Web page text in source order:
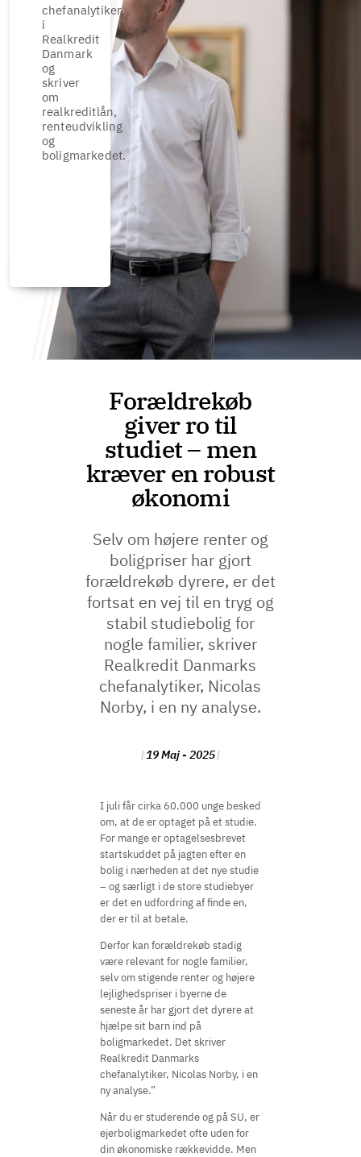
chefanalytiker
i
Realkredit
Danmark
og
skriver
om
realkreditlån,
renteudvikling
og
boligmarkedet.
Forældrekøb
giver ro til
studiet – men
kræver en robust
økonomi
Selv om højere renter og
boligpriser har gjort
forældrekøb dyrere, er det
fortsat en vej til en tryg og
stabil studiebolig for
nogle familier, skriver
Realkredit Danmarks
chefanalytiker, Nicolas
Norby, i en ny analyse.
19 Maj - 2025
I juli får cirka 60.000 unge besked
om, at de er optaget på et studie.
For mange er optagelsesbrevet
startskuddet på jagten efter en
bolig i nærheden at det nye studie
– og særligt i de store studiebyer
er det en udfordring af finde en,
der er til at betale.
Derfor kan forældrekøb stadig
være relevant for nogle familier,
selv om stigende renter og højere
lejlighedspriser i byerne de
seneste år har gjort det dyrere at
hjælpe sit barn ind på
boligmarkedet. Det skriver
Realkredit Danmarks
chefanalytiker, Nicolas Norby, i en
ny analyse.”
Når du er studerende og på SU, er
ejerboligmarkedet ofte uden for
din økonomiske rækkevidde. Men